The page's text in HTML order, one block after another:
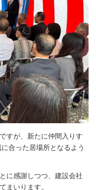
すが、新たに仲間入りす
合った居場所となるよう
に感謝しつつ、建設会社
まいります。